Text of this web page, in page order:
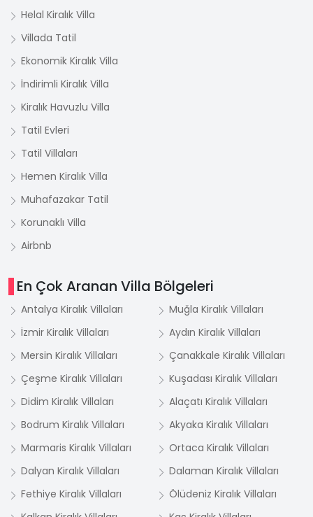
Helal Kiralık Villa
Villada Tatil
Ekonomik Kiralık Villa
İndirimli Kiralık Villa
Kiralık Havuzlu Villa
Tatil Evleri
Tatil Villaları
Hemen Kiralık Villa
Muhafazakar Tatil
Korunaklı Villa
Airbnb
En Çok Aranan Villa Bölgeleri
Antalya Kiralık Villaları
Muğla Kiralık Villaları
İzmir Kiralık Villaları
Aydın Kiralık Villaları
Mersin Kiralık Villaları
Çanakkale Kiralık Villaları
Çeşme Kiralık Villaları
Kuşadası Kiralık Villaları
Didim Kiralık Villaları
Alaçatı Kiralık Villaları
Bodrum Kiralık Villaları
Akyaka Kiralık Villaları
Marmaris Kiralık Villaları
Ortaca Kiralık Villaları
Dalyan Kiralık Villaları
Dalaman Kiralık Villaları
Fethiye Kiralık Villaları
Ölüdeniz Kiralık Villaları